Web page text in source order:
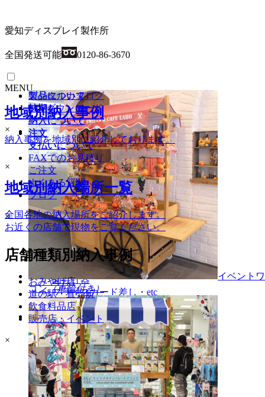
愛知ディスプレイ製作所
全国発送可能 0120-86-3670
MENU
HOME
商品一覧
ワゴン（車輪付き）
ワゴン（車輪無し）
ステージ陳列台
平台
壁面陳列棚
ラウンド・六角陳列台
トレイラック
システム什器
レジカンター
シェルフラック
園芸什器
プライスカード差し・etc
納入事例
納入事例・地域別一覧
納入場所・地域別一覧
店舗別納入事例
道の駅・直売所
おみやげ
イベントワ
ゴン（車輪付き）
地域別納入事例
納入事例を地域別に紹介しております。
地域別納入場所一覧
全国各地の納入場所をご紹介します。
お近くの店舗で現物をご覧ください。
店舗種類別納入事例
おみやげ店
道の駅・直売所
飲食料品店
販売店・イベント
×
製品について
納期
納入について
注文
支払いについて
×
製品について
納期
納入について
注文
支払いについて
FAXでのお見積り
ご注文
よくある質問
ブログ
×
デジタルカタログ
PDFダウンロード
×